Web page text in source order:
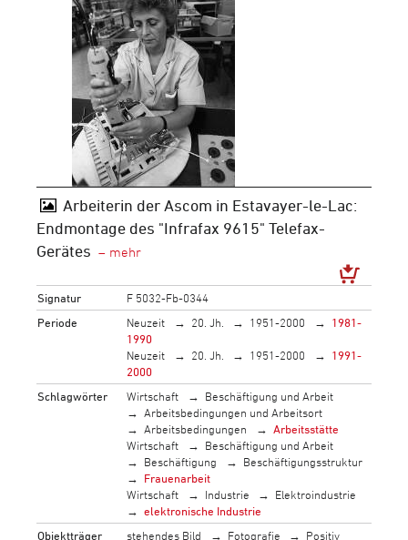
Arbeiterin der Ascom in Estavayer-le-Lac:
Endmontage des "Infrafax 9615" Telefax-
Gerätes
Signatur
F 5032-Fb-0344
Periode
Neuzeit 20. Jh. 1951-2000
1981-
1990
Neuzeit
20. Jh. 1951-2000
1991-
2000
Schlagwörter
Wirtschaft
Beschäftigung und Arbeit
Arbeitsbedingungen und Arbeitsort
Arbeitsbedingungen
Arbeitsstätte
Wirtschaft
Beschäftigung und Arbeit
Beschäftigung
Beschäftigungsstruktur
Frauenarbeit
Wirtschaft
Industrie
Elektroindustrie
elektronische Industrie
Objektträger
stehendes Bild Fotografie
Positiv